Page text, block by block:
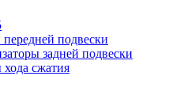
подвески
задней подвески
сжатия